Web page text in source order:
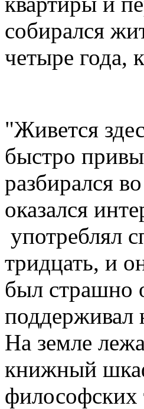
собирался
четыре года,
"Живется
быстро
разбирался
оказался
употреблял
тридцать, и
был страшно
поддерживал
На земле
книжный
философских